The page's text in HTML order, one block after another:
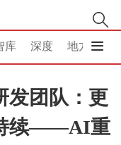
库 深度 地方
发团队：更
续——AI重